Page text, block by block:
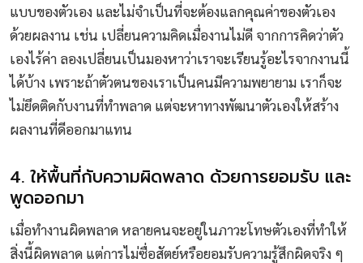
แบบของตัวเอง และไม่จำเป็นที่จะต้องแลกคุณค่าของตัวเอง
ด้วยผลงาน เช่น เปลี่ยนความคิดเมื่องานไม่ดี จากการคิดว่าตัว
เองไร้ค่า ลองเปลี่ยนเป็นมองหาว่าเราจะเรียนรู้อะไรจากงานนี้
ได้บ้าง เพราะถ้าตัวตนของเราเป็นคนมีความพยายาม เราก็จะ
ไม่ยึดติดกับงานที่ทำพลาด แต่จะหาทางพัฒนาตัวเองให้สร้าง
ผลงานที่ดีออกมาแทน
4. ให้พื้นที่กับความผิดพลาด ด้วยการยอมรับ และ
พูดออกมา
เมื่อทำงานผิดพลาด หลายคนจะอยู่ในภาวะโทษตัวเองที่ทำให้
สิ่งนี้ผิดพลาด แต่การไม่ซื่อสัตย์หรือยอมรับความรู้สึกผิดจริง ๆ